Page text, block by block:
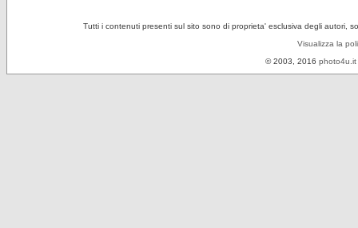
Tutti i contenuti presenti sul sito sono di proprieta' esclusiva degli autori,
Visualizza la
© 2003, 2016 photo4u.it